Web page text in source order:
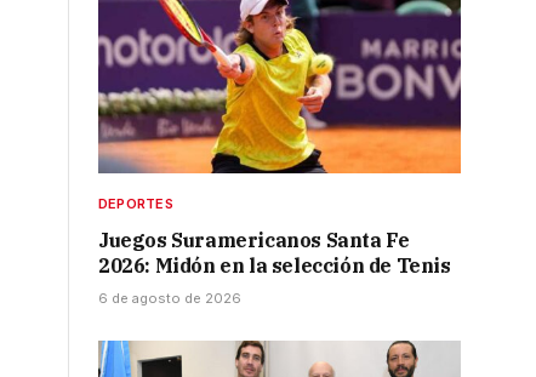
DEPORTES
Juegos Suramericanos Santa Fe
2026: Midón en la selección de Tenis
6 de agosto de 2026